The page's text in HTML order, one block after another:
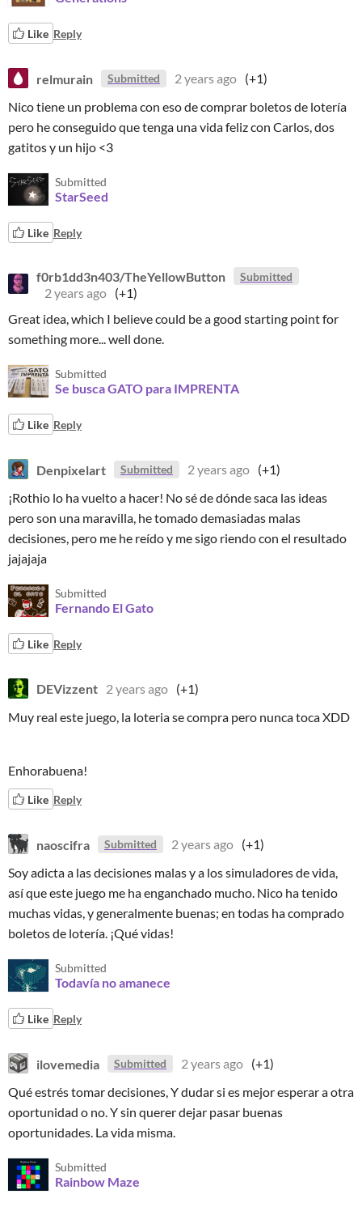
Like Reply
relmurain Submitted 2 years ago (+1)
Nico tiene un problema con eso de comprar boletos de lotería
pero he conseguido que tenga una vida feliz con Carlos, dos
gatitos y un hijo <3
Submitted
StarSeed
Like Reply
f0rb1dd3n403/TheYellowButton Submitted
2 years ago (+1)
Great idea, which I believe could be a good starting point for
something more... well done.
Submitted
Se busca GATO para IMPRENTA
Like Reply
Denpixelart Submitted 2 years ago (+1)
¡Rothio lo ha vuelto a hacer! No sé de dónde saca las ideas
pero son una maravilla, he tomado demasiadas malas
decisiones, pero me he reído y me sigo riendo con el resultado
jajajaja
Submitted
Fernando El Gato
Like Reply
DEVizzent 2 years ago (+1)
Muy real este juego, la loteria se compra pero nunca toca XDD
Enhorabuena!
Like Reply
naoscifra Submitted 2 years ago (+1)
Soy adicta a las decisiones malas y a los simuladores de vida,
así que este juego me ha enganchado mucho. Nico ha tenido
muchas vidas, y generalmente buenas; en todas ha comprado
boletos de lotería. ¡Qué vidas!
Submitted
Todavía no amanece
Like Reply
ilovemedia Submitted 2 years ago (+1)
Qué estrés tomar decisiones, Y dudar si es mejor esperar a otra
oportunidad o no. Y sin querer dejar pasar buenas
oportunidades. La vida misma.
Submitted
Rainbow Maze